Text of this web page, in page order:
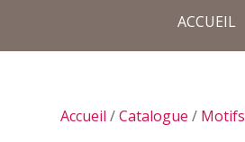
ACCUEIL
Accueil /Catalogue / Motifs